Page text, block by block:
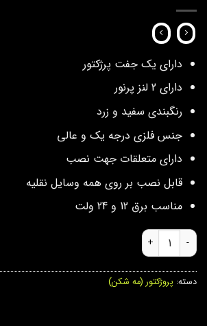
دارای یک جفت پرژکتور
دارای 2 لنز پرنور
رنگبندی سفید و زرد
جنس فلزی درجه یک و عالی
دارای متعلقات جهت نصب
قابل نصب بر روی همه وسایل نقلیه
مناسب برق 12 و 24 ولت
پرژکتور لیزری دو لنز 003 لنزو عدد
دسته: پروژکتور (مه شکن)